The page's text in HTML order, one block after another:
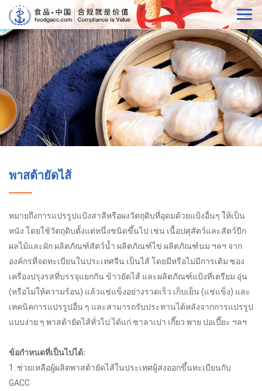
พาสต้ายัดไส้
หมายถึงการแปรรูปแป้งสาลีหรือผงวัตถุดิบที่อุดมด้วยแป้งอื่นๆ ให้เป็น
หนัง โดยใช้วัตถุดิบตั้งแต่หนึ่งชนิดขึ้นไป เช่น เนื้อปศุสัตว์และสัตว์ปีก
ผลไม้และผัก ผลิตภัณฑ์สัตว์น้ำ ผลิตภัณฑ์ไข่ ผลิตภัณฑ์นม ฯลฯ จาก
องค์กรที่จดทะเบียนในประเทศจีน เป็นไส้ โดยมีหรือไม่มีการเติม ซอง
เครื่องปรุงรสที่บรรจุแยกกัน ข้าวยัดไส้ และผลิตภัณฑ์แป้งที่เตรียม อุ่น
(หรือไม่ให้ความร้อน) แล้วแช่แข็งอย่างรวดเร็ว เก็บเย็น (แช่แข็ง) และ
เทคนิคการแปรรูปอื่น ๆ และสามารถรับประทานได้หลังจากการแปรรูป
แบบง่าย ๆ พาสต้ายัดไส้ทั่วไป ได้แก่ ซาลาเปา เกี๊ยว พาย ปอเปี๊ยะ ฯลฯ
ข้อกำหนดที่เป็นไปได้:
1. ช่วยเหลือผู้ผลิตพาสต้ายัดไส้ในประเทศผู้ส่งออกขึ้นทะเบียนกับ
GACC